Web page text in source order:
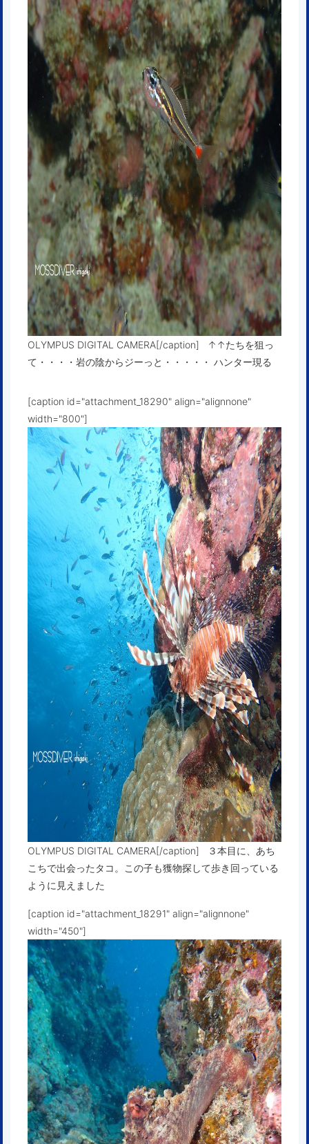
OLYMPUS DIGITAL CAMERA[/caption] ↑↑たちを狙っ
て・・・・岩の陰からジーっと・・・・・ ハンター現る
[caption id="attachment_18290" align="alignnone"
width="800"]
OLYMPUS DIGITAL CAMERA[/caption] ３本目に、あち
こちで出会ったタコ。この子も獲物探して歩き回っている
ように見えました
[caption id="attachment_18291" align="alignnone"
width="450"]